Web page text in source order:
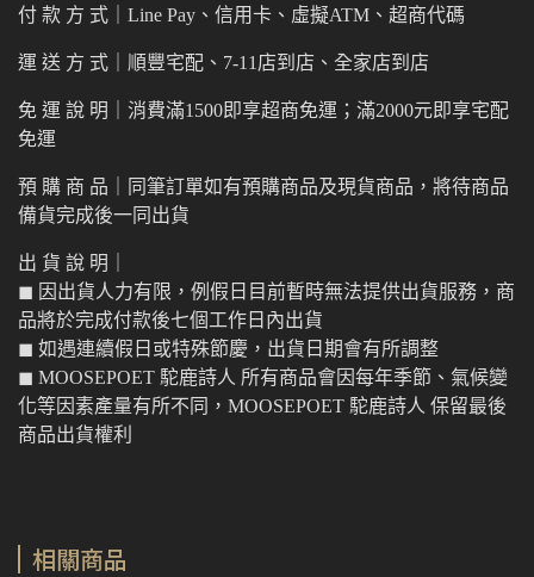
付 款 方 式｜Line Pay、信用卡、虛擬ATM、超商代碼
運 送 方 式｜順豐宅配、7-11店到店、全家店到店
免 運 說 明｜消費滿1500即享超商免運；滿2000元即享宅配
免運
預 購 商 品｜同筆訂單如有預購商品及現貨商品，將待商品
備貨完成後一同出貨
出 貨 說 明｜
◼︎ 因出貨人力有限，例假日目前暫時無法提供出貨服務，商
品將於完成付款後七個工作日內出貨
◼︎ 如遇連續假日或特殊節慶，出貨日期會有所調整
◼︎ MOOSEPOET 駝鹿詩人 所有商品會因每年季節、氣候變
化等因素產量有所不同，MOOSEPOET 駝鹿詩人 保留最後
商品出貨權利
相關商品